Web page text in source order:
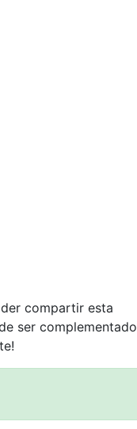
compartir esta
ser complementado